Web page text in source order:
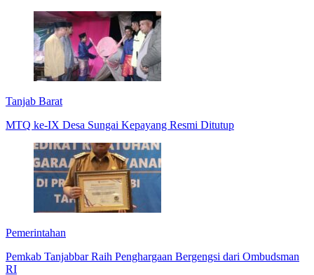
Tanjab Barat
MTQ ke-IX Desa Sungai Kepayang Resmi Ditutup
Pemerintahan
Pemkab Tanjabbar Raih Penghargaan Bergengsi dari Ombudsman
RI